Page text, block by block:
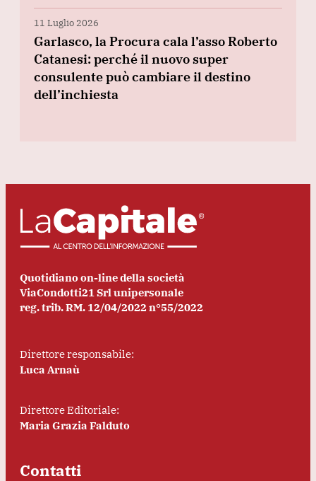
11 Luglio 2026
Garlasco, la Procura cala l’asso Roberto
Catanesi: perché il nuovo super
consulente può cambiare il destino
dell’inchiesta
Quotidiano on-line della società
ViaCondotti21 Srl unipersonale
reg. trib. RM. 12/04/2022 n°55/2022
Direttore responsabile:
Luca Arnaù
Direttore Editoriale:
Maria Grazia Falduto
Contatti